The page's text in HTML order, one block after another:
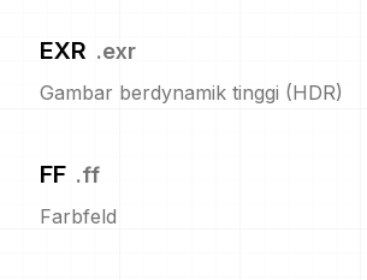
EXR .exr
Gambar berdynamik tinggi (HDR)
FF .ff
Farbfeld